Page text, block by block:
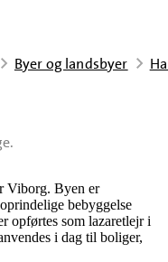
Byer og landsbyer
Viborg. Byen er
bebyggelse
opførtes som lazaretlejr i
i dag til boliger,